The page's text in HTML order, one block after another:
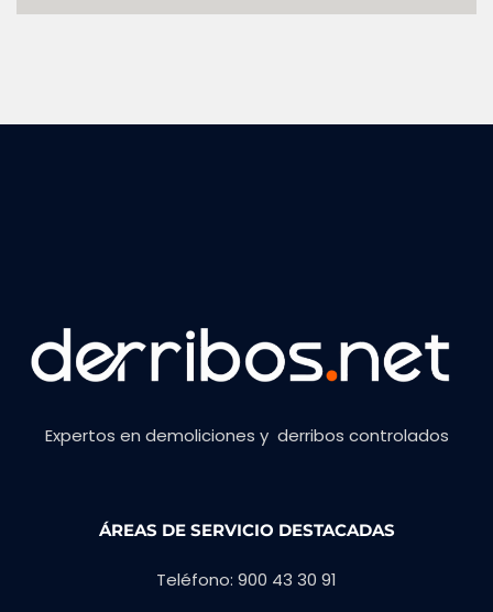
Expertos en demoliciones y derribos controlados
ÁREAS DE SERVICIO DESTACADAS
Teléfono: 900 43 30 91